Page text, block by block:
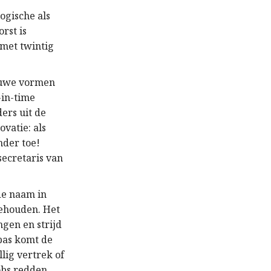
als
is
twintig
vormen
time
uit de
als
toe!
van
naam in
Het
en strijd
komt de
vertrek of